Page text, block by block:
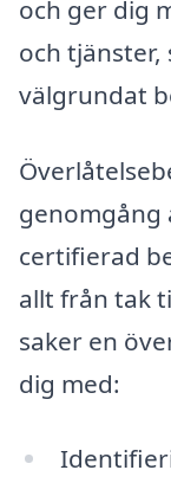
och ger dig
och
välgrundat
genomgång
certifierad
allt från tak
saker en
dig med: